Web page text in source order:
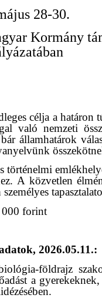
28-30.
Kormány
célja a
való nemzeti
államhatárok
történelmi
A közvetlen
forint
2026.05.11.:
földrajz
a